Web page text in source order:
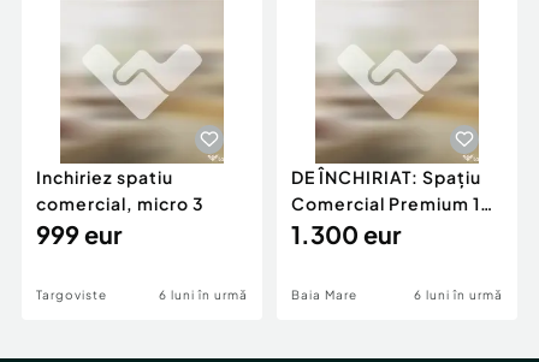
Inchiriez spatiu
comercial, micro 3
999 eur
Targoviste 6 luni în urmă
DE ÎNCHIRIAT: Spațiu
Comercial Premium 146
mp – Vizibili
1.300 eur
Baia Mare 6 luni în urmă